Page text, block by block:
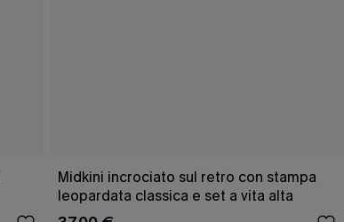
Midkini incrociato sul retro con stampa
leopardata classica e set a vita alta